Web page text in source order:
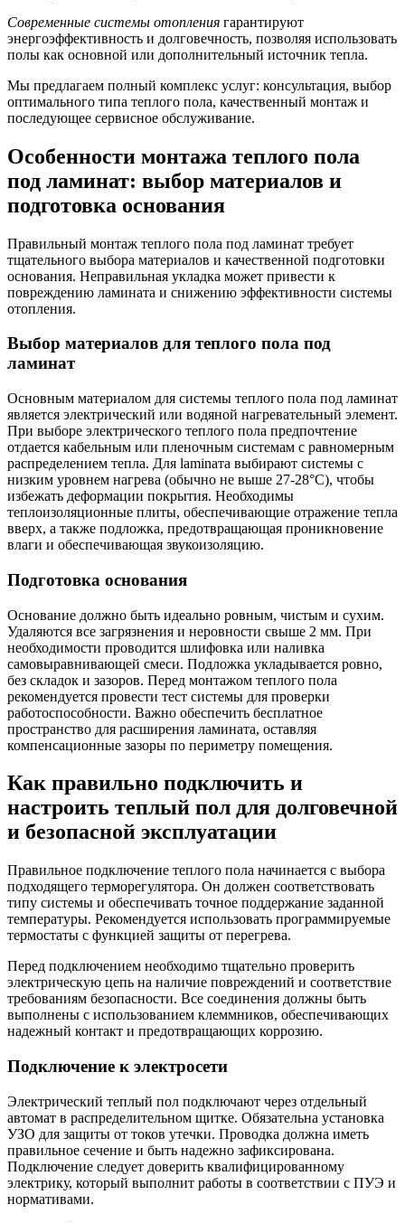
Современные системы отопления гарантируют
энергоэффективность и долговечность, позволяя использовать
полы как основной или дополнительный источник тепла.
Мы предлагаем полный комплекс услуг: консультация, выбор
оптимального типа теплого пола, качественный монтаж и
последующее сервисное обслуживание.
Особенности монтажа теплого пола
под ламинат: выбор материалов и
подготовка основания
Правильный монтаж теплого пола под ламинат требует
тщательного выбора материалов и качественной подготовки
основания. Неправильная укладка может привести к
повреждению ламината и снижению эффективности системы
отопления.
Выбор материалов для теплого пола под
ламинат
Основным материалом для системы теплого пола под ламинат
является электрический или водяной нагревательный элемент.
При выборе электрического теплого пола предпочтение
отдается кабельным или пленочным системам с равномерным
распределением тепла. Для laminaта выбирают системы с
низким уровнем нагрева (обычно не выше 27-28°C), чтобы
избежать деформации покрытия. Необходимы
теплоизоляционные плиты, обеспечивающие отражение тепла
вверх, а также подложка, предотвращающая проникновение
влаги и обеспечивающая звукоизоляцию.
Подготовка основания
Основание должно быть идеально ровным, чистым и сухим.
Удаляются все загрязнения и неровности свыше 2 мм. При
необходимости проводится шлифовка или наливка
самовыравнивающей смеси. Подложка укладывается ровно,
без складок и зазоров. Перед монтажом теплого пола
рекомендуется провести тест системы для проверки
работоспособности. Важно обеспечить бесплатное
пространство для расширения ламината, оставляя
компенсационные зазоры по периметру помещения.
Как правильно подключить и
настроить теплый пол для долговечной
и безопасной эксплуатации
Правильное подключение теплого пола начинается с выбора
подходящего терморегулятора. Он должен соответствовать
типу системы и обеспечивать точное поддержание заданной
температуры. Рекомендуется использовать программируемые
термостаты с функцией защиты от перегрева.
Перед подключением необходимо тщательно проверить
электрическую цепь на наличие повреждений и соответствие
требованиям безопасности. Все соединения должны быть
выполнены с использованием клеммников, обеспечивающих
надежный контакт и предотвращающих коррозию.
Подключение к электросети
Электрический теплый пол подключают через отдельный
автомат в распределительном щитке. Обязательна установка
УЗО для защиты от токов утечки. Проводка должна иметь
правильное сечение и быть надежно зафиксирована.
Подключение следует доверить квалифицированному
электрику, который выполнит работы в соответствии с ПУЭ и
нормативами.